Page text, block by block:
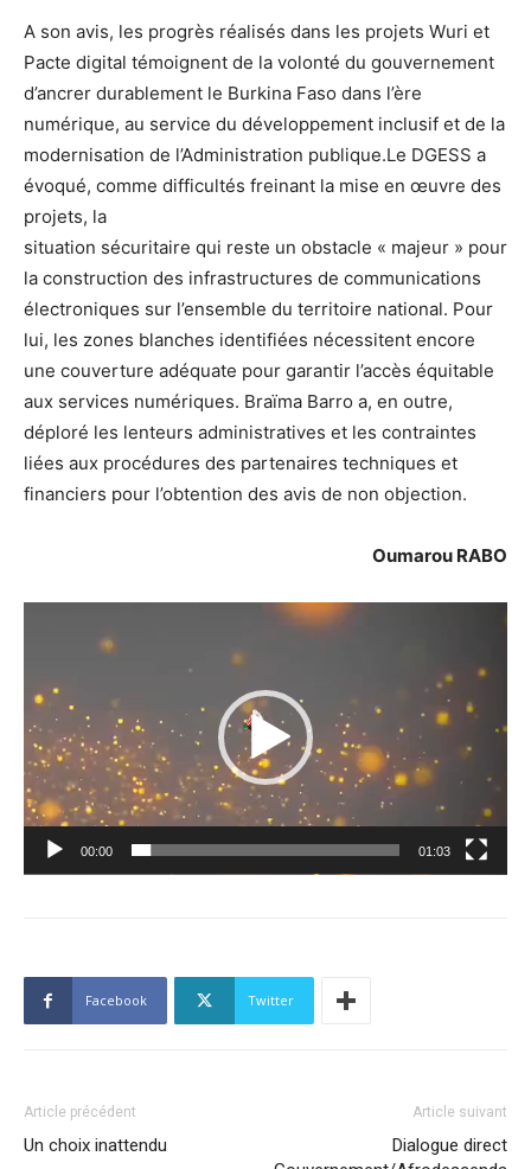
A son avis, les progrès réalisés dans les projets Wuri et
Pacte digital témoignent de la volonté du gouvernement
d’ancrer durablement le Burkina Faso dans l’ère
numérique, au service du développement inclusif et de la
modernisation de l’Administration publique.Le DGESS a
évoqué, comme difficultés freinant la mise en œuvre des
projets, la
situation sécuritaire qui reste un obstacle « majeur » pour
la construction des infrastructures de communications
électroniques sur l’ensemble du territoire national. Pour
lui, les zones blanches identifiées nécessitent encore
une couverture adéquate pour garantir l’accès équitable
aux services numériques. Braïma Barro a, en outre,
déploré les lenteurs administratives et les contraintes
liées aux procédures des partenaires techniques et
financiers pour l’obtention des avis de non objection.
Oumarou RABO
Lecteur
00:00 01:03
Facebook Twitter
Article précédent
Un choix inattendu
Article suivant
Dialogue direct